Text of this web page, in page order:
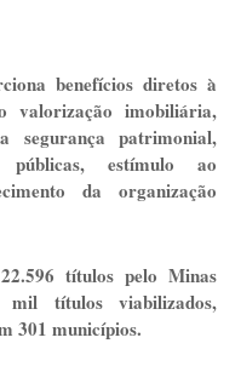
benefícios diretos à
valorização imobiliária,
segurança patrimonial,
estímulo ao
da organização
títulos pelo Minas
títulos viabilizados,
301 municípios.